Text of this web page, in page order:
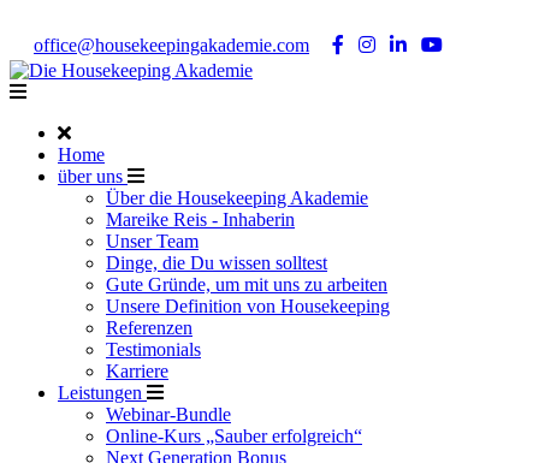
office@housekeepingakademie.com
Home
über uns
Über die Housekeeping Akademie
Mareike Reis - Inhaberin
Unser Team
Dinge, die Du wissen solltest
Gute Gründe, um mit uns zu arbeiten
Unsere Definition von Housekeeping
Referenzen
Testimonials
Karriere
Leistungen
Webinar-Bundle
Online-Kurs „Sauber erfolgreich“
Next Generation Bonus